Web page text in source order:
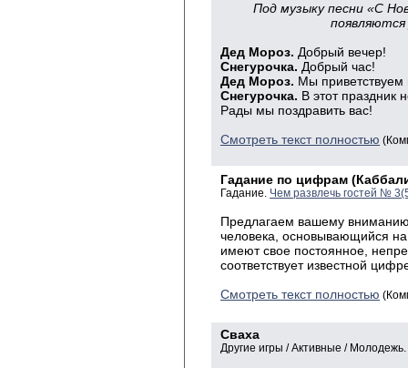
Под музыку песни «С
Дед Мороз. Добрый вечер!
Снегурочка. Добрый час!
Дед Мороз. Мы приветствуем
Снегурочка. В этот праздник
Рады мы поздравить вас!
Смотреть текст полностью
Гадание по цифрам
Гадание. Чем развлечь гостей №
Предлагаем вашему
человека, основывающийся
имеют свое постоянное,
соответствует известной
Смотреть текст полностью
Сваха
Другие игры / Активные / Молодежь.